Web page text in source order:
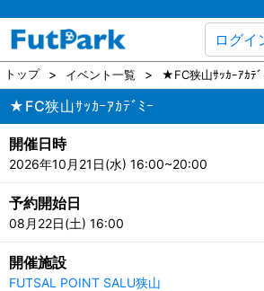
ログイ
トップ イベント一覧 ★FC狭山ｻｯｶｰｱｶﾃﾞ
★FC狭山ｻｯｶｰｱｶﾃﾞﾐｰ
開催日時
2026年10月21日(水) 16:00~20:00
予約開始日
08月22日(土) 16:00
開催施設
FUTSAL POINT SALU狭山